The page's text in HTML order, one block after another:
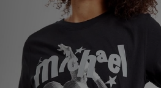
Sports
Merken